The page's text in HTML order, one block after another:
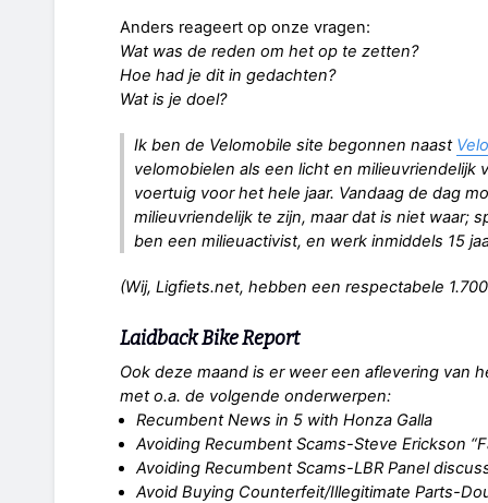
Anders reageert op onze vragen:
Wat was de reden om het op te zetten?
Hoe had je dit in gedachten?
Wat is je doel?
Ik ben de Velomobile site begonnen naast
velomobielen als een licht en
voertuig voor het hele jaar. Vandaag de dag
milieuvriendelijk te zijn, maar dat is niet waar;
ben een milieuactivist, en werk inmiddels 15
(Wij, Ligfiets.net, hebben een respectabele
Laidback Bike Report
Ook deze maand is er weer een aflevering van
met o.a. de volgende onderwerpen:
Recumbent News in 5 with Honza Galla
Avoiding Recumbent Scams-Steve Erickson
Avoiding Recumbent Scams-LBR Panel
Avoid Buying Counterfeit/Illegitimate Parts-